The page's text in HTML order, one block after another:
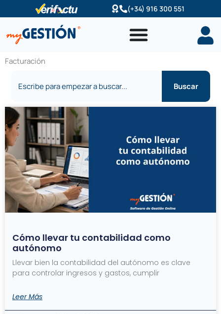
al
contenido
(+34) 916 300 551
Facturación
Buscar
Cómo llevar tu contabilidad como
autónomo
Llevar bien la contabilidad del autónomo es clave
para controlar ingresos y gastos, cumplir
Leer Más